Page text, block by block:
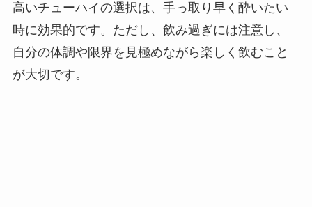
高いチューハイの選択は、手っ取り早く酔いたい
時に効果的です。ただし、飲み過ぎには注意し、
自分の体調や限界を見極めながら楽しく飲むこと
が大切です。